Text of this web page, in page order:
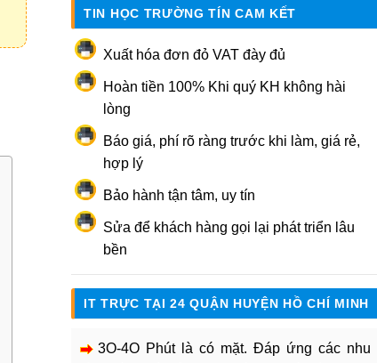
TIN HỌC TRƯỜNG TÍN CAM KẾT
Xuất hóa đơn đỏ VAT đày đủ
Hoàn tiền 100% Khi quý KH không hài
lòng
Báo giá, phí rõ ràng trước khi làm, giá rẻ,
hợp lý
Bảo hành tận tâm, uy tín
Sửa để khách hàng gọi lại phát triển lâu
bền
IT TRỰC TẠI 24 QUẬN HUYỆN HỒ CHÍ MINH
3O-4O Phút là có mặt. Đáp ứng các nhu